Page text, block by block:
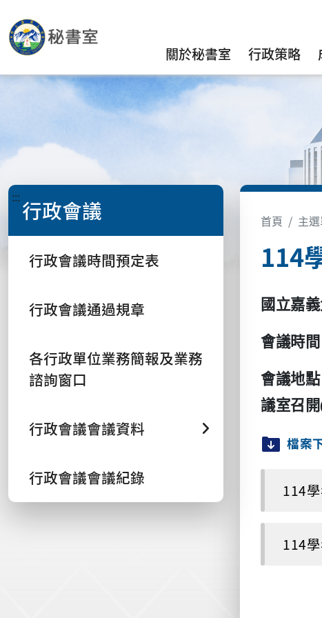
關於秘書室 行政策略
::: 行政會議
行政會議時間預定表
行政會議通過規章
各行政單位業務簡報及業務
諮詢窗口
行政會議會議資料
行政會議會議紀錄
首頁 主
114
國立嘉
會議時間
會議地
議室召開
檔案
114
114